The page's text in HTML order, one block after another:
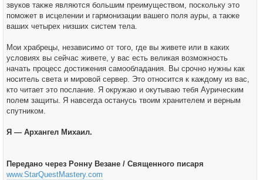
звуков также являются большим преимуществом, поскольку это
поможет в исцелении и гармонизации вашего поля ауры, а также
ваших четырех низших систем тела.
Мои храбрецы, независимо от того, где вы живете или в каких
условиях вы сейчас живете, у вас есть великая возможность
начать процесс достижения самообладания. Вы срочно нужны как
носитель света и мировой сервер. Это относится к каждому из вас,
кто читает это послание. Я окружаю и окутываю тебя Аурическим
полем защиты. Я навсегда останусь твоим хранителем и верным
спутником.
Я — Архангел Михаил.
Передано через Ронну Везане / Священного писаря
www.StarQuestMastery.com